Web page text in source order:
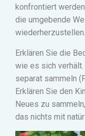
konfrontiert
die umgebende
wiederherzustellen.
Erklären Sie die
wie es sich
separat sammeln
Erklären Sie den
Neues zu
das nichts mit